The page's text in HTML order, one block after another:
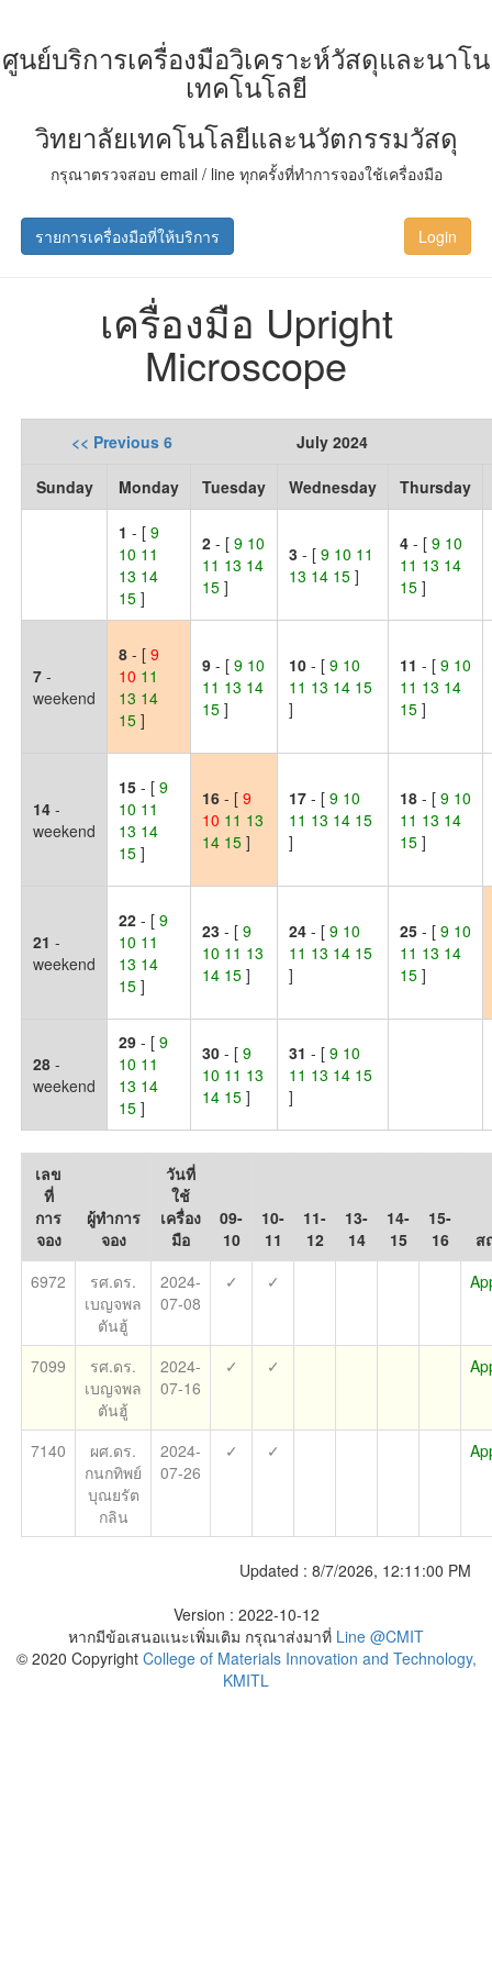
ศูนย์บริการเครื่องมือวิเคราะห์วัสดุและนาโน
เทคโนโลยี
วิทยาลัยเทคโนโลยีและนวัตกรรมวัสดุ
กรุณาตรวจสอบ email / line ทุกครั้งที่ทำการจองใช้เครื่องมือ
รายการเครื่องมือที่ให้บริการ Login
เครื่องมือ Upright
Microscope
<< Previous 6 July 2024
Sunday Monday Tuesday Wednesday Thursday
1 - [9
10 11
13 14
15]
2 - [9 10
11 13 14
15]
3 - [9 10 11
13 14 15]
4 - [9 10
11 13 14
15]
7 -
weekend
8 - [9
10 11
13 14
15 ]
9 - [9 10
11 13 14
15]
10 - [9 10
11 13 14 15
]
11 - [9 10
11 13 14
15]
14 -
weekend
15 - [9
10 11
13 14
15]
16 - [9
10 11 13
14 15 ]
17 - [9 10
11 13 14 15
]
18 - [9 10
11 13 14
15]
21 -
weekend
22 - [9
10 11
13 14
15]
23 - [9
10 11 13
14 15]
24 - [9 10
11 13 14 15
]
25 - [9 10
11 13 14
15]
28 -
weekend
29 - [9
10 11
13 14
15]
30 - [9
10 11 13
14 15]
31 - [9 10
11 13 14 15
]
เลข
ที่
การ
จอง
ผู้ทำการ
จอง
วันที่
ใช้
เครื่อง
มือ
09-
10
10-
11
11-
12
13-
14
14-
15
15-
16
ส
6972
รศ.ดร.
เบญจพล
ตันฮู้
2024-
07-08
✓ ✓
7099
รศ.ดร.
เบญจพล
ตันฮู้
2024-
07-16
✓ ✓
7140
ผศ.ดร.
กนกทิพย์
บุณยรัต
กลิน
2024-
07-26
✓ ✓
Updated : 8/7/2026, 12:11:00 PM
Version : 2022-10-12
หากมีข้อเสนอแนะเพิ่มเติม กรุณาส่งมาที่ Line @CMIT
© 2020 CopyrightCollege of Materials Innovation and Technology,
KMITL